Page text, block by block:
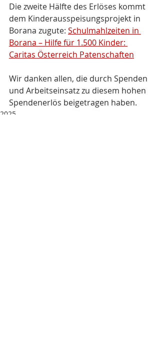
Die zweite Hälfte des Erlöses kommt
dem Kinderausspeisungsprojekt in
Borana zugute: Schulmahlzeiten in
Borana – Hilfe für 1.500 Kinder:
Caritas Österreich Patenschaften
Wir danken allen, die durch Spenden
und Arbeitseinsatz zu diesem hohen
Spendenerlös beigetragen haben.
2025